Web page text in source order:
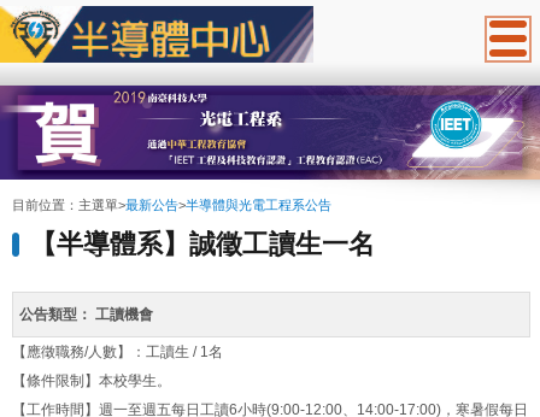
:::
目前位置： 主選單>最新公告>半導體與光電工程系公告
【半導體系】誠徵工讀生一名
公告類型： 工讀機會
【應徵職務/人數】：工讀生 / 1名
【條件限制】本校學生。
【工作時間】週一至週五每日工讀6小時(9:00-12:00、14:00-17:00)，寒暑假每日